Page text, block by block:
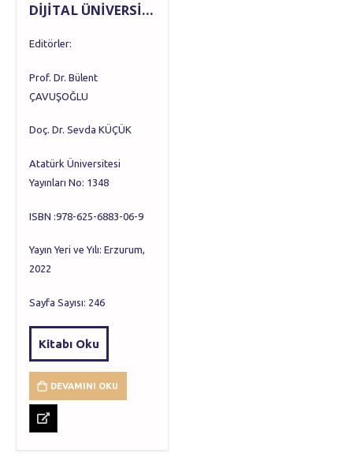
DİJİTAL ÜNİVERSİTE Dönüşümün Yol Haritası
Editörler:
Prof. Dr. Bülent
ÇAVUŞOĞLU
Doç. Dr. Sevda KÜÇÜK
Atatürk Üniversitesi
Yayınları No: 1348
ISBN :978-625-6883-06-9
Yayın Yeri ve Yılı: Erzurum,
2022
Sayfa Sayısı: 246
Kitabı Oku
DEVAMINI OKU